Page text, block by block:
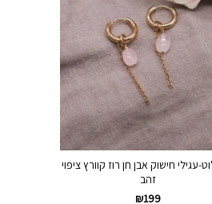
עגילי חישוק אבן חן רוז קוורץ ציפוי
זהב
₪199